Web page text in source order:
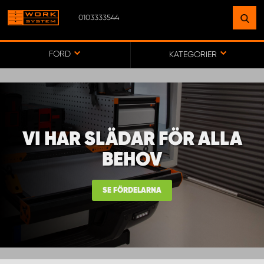
0103333544
FORD KATEGORIER
VI HAR SLÄDAR FÖR ALLA
BEHOV
SE FÖRDELARNA
HITTA EN ANLÄGGNING
NÄRA DIG
GÅ TILL KARTA
WORK SYSTEM SVERIGE
WORK SYSTEM FALUN
WORK SYSTEM GÖTEBORG ARÖD